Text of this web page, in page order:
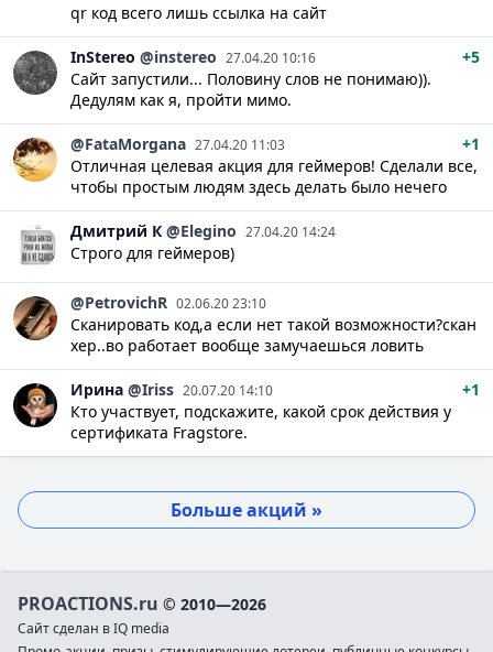
qr код всего лишь ссылка на сайт
InStereo @instereo 27.04.20 10:16
+5
Сайт запустили... Половину слов не понимаю)).
Дедулям как я, пройти мимо.
@FataMorgana 27.04.20 11:03
+1
Отличная целевая акция для геймеров! Сделали все,
чтобы простым людям здесь делать было нечего
Дмитрий К @Elegino 27.04.20 14:24
Строго для геймеров)
@PetrovichR 02.06.20 23:10
Сканировать код,а если нет такой возможности?скан
хер..во работает вообще замучаешься ловить
Ирина @Iriss 20.07.20 14:10
+1
Кто участвует, подскажите, какой срок действия у
сертификата Fragstore.
Больше акций »
PROACTIONS.ru © 2010—2026
Сайт сделан в IQ media